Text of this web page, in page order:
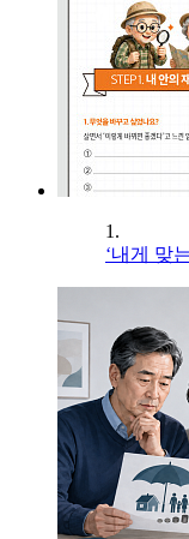
1.
‘내게 맞